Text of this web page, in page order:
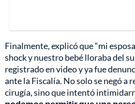
Finalmente, explicó que “mi
shock y nuestro bebé lloraba del
registrado en video y ya fue
ante la Fiscalía. No solo se negó a
cirugía, sino que intentó